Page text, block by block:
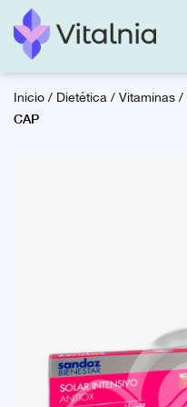
Inicio/ Dietética/Vitaminas/
CAP